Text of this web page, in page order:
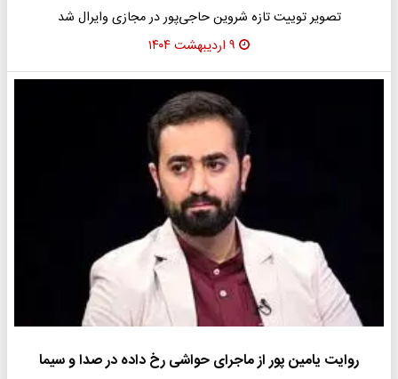
تصویر توییت تازه شروین حاجی‌پور در مجازی وایرال شد
۹ اردیبهشت ۱۴۰۴
روایت یامین پور از ماجرای حواشی رخ داده در صدا و سیما